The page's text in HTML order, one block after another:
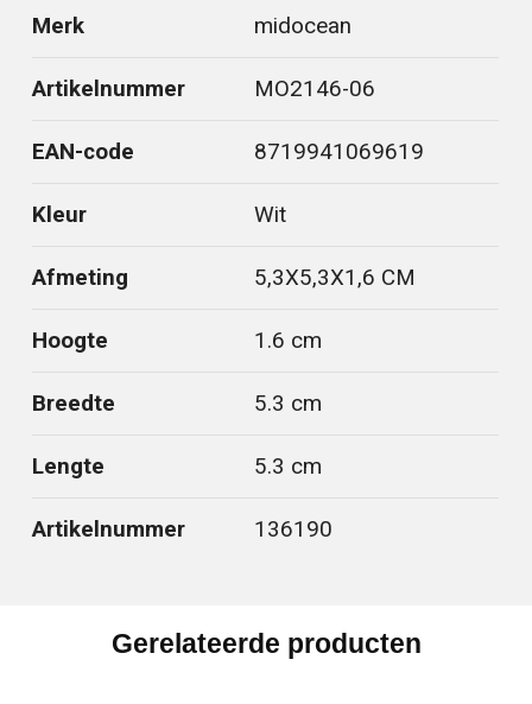
Merk midocean
Artikelnummer MO2146-06
EAN-code 8719941069619
Kleur Wit
Afmeting 5,3X5,3X1,6 CM
Hoogte 1.6 cm
Breedte 5.3 cm
Lengte 5.3 cm
Artikelnummer 136190
Gerelateerde producten